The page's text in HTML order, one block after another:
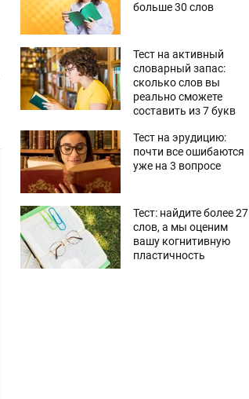
больше 30 слов
Тест на активный
словарный запас:
сколько слов вы
реально сможете
составить из 7 букв
Тест на эрудицию:
почти все ошибаются
уже на 3 вопросе
Тест: найдите более 27
слов, а мы оценим
вашу когнитивную
пластичность